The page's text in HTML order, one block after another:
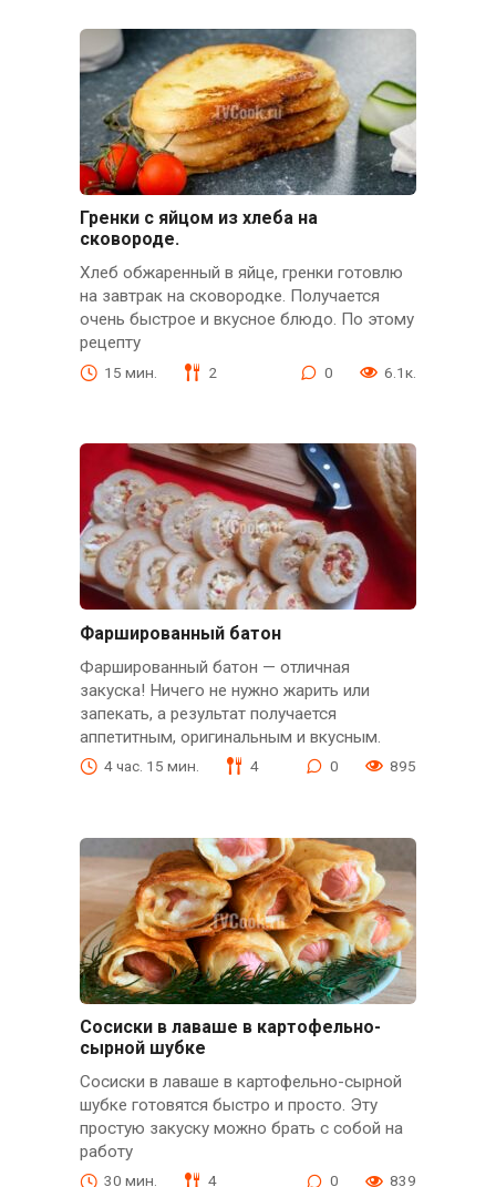
Гренки с яйцом из хлеба на
сковороде.
Хлеб обжаренный в яйце, гренки готовлю
на завтрак на сковородке. Получается
очень быстрое и вкусное блюдо. По этому
рецепту
15 мин. 2 0 6.1к.
Фаршированный батон
Фаршированный батон — отличная
закуска! Ничего не нужно жарить или
запекать, а результат получается
аппетитным, оригинальным и вкусным.
4 час. 15 мин. 4 0 895
Сосиски в лаваше в картофельно-
сырной шубке
Сосиски в лаваше в картофельно-сырной
шубке готовятся быстро и просто. Эту
простую закуску можно брать с собой на
работу
30 мин. 4 0 839